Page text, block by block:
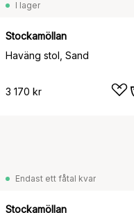
I lager
Stockamöllan
Haväng stol, Sand
3 170 kr
Endast ett fåtal kvar
Stockamöllan